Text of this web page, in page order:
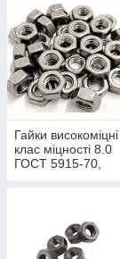
дорівнюють
категорії
параметра,
починаються з
Клас міцності
помножити
кгс/мм².
Гайки високоміцні
клас міцності 8.0
ГОСТ 5915-70,